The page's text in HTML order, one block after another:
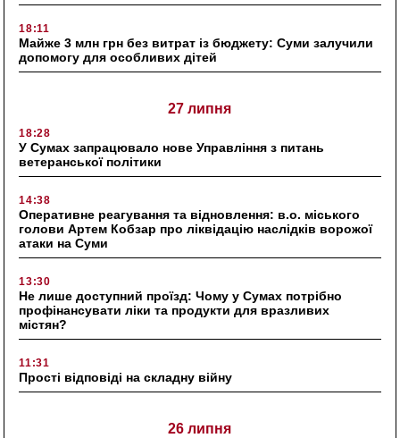
18:11
Майже 3 млн грн без витрат із бюджету: Суми залучили
допомогу для особливих дітей
27 липня
18:28
У Сумах запрацювало нове Управління з питань
ветеранської політики
14:38
Оперативне реагування та відновлення: в.о. міського
голови Артем Кобзар про ліквідацію наслідків ворожої
атаки на Суми
13:30
Не лише доступний проїзд: Чому у Сумах потрібно
профінансувати ліки та продукти для вразливих
містян?
11:31
Прості відповіді на складну війну
26 липня